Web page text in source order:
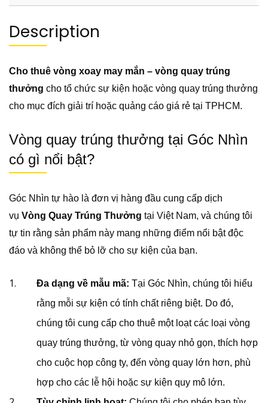
Description
Cho thuê vòng xoay may mắn – vòng quay trúng
thưởng cho tổ chức sự kiện hoặc vòng quay trúng thưởng
cho mục đích giải trí hoặc quảng cáo giá rẻ tại TPHCM.
Vòng quay trúng thưởng tại Góc Nhìn
có gì nổi bật?
Góc Nhìn tự hào là đơn vị hàng đầu cung cấp dịch
vụ Vòng Quay Trúng Thưởng tại Việt Nam, và chúng tôi
tự tin rằng sản phẩm này mang những điểm nổi bật độc
đáo và không thể bỏ lỡ cho sự kiện của bạn.
Đa dạng về mẫu mã: Tại Góc Nhìn, chúng tôi hiểu
rằng mỗi sự kiện có tính chất riêng biệt. Do đó,
chúng tôi cung cấp cho thuê một loạt các loại vòng
quay trúng thưởng, từ vòng quay nhỏ gọn, thích hợp
cho cuộc họp công ty, đến vòng quay lớn hơn, phù
hợp cho các lễ hội hoặc sự kiện quy mô lớn.